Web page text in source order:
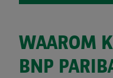
WAAROM
BNP